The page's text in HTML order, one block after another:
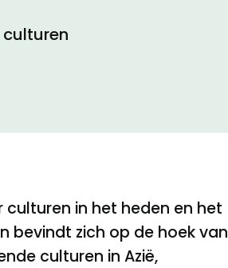
in het heden en het
bevindt zich op de hoek van
culturen in Azië,